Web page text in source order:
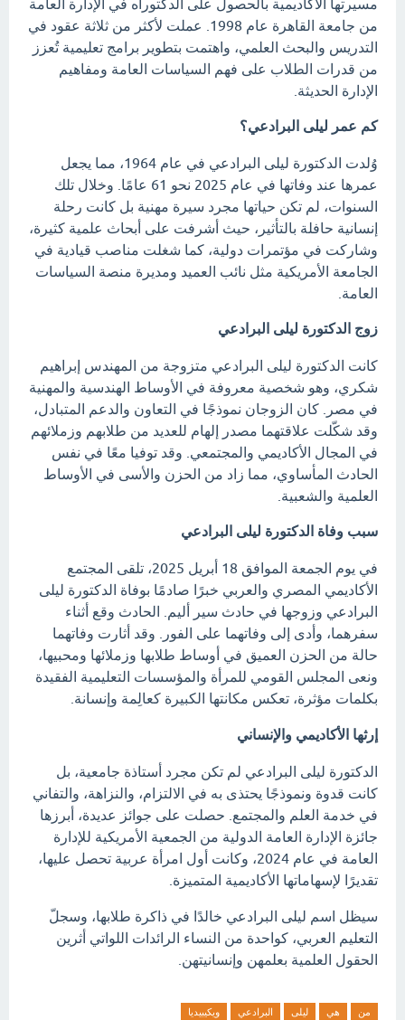
مسيرتها الأكاديمية بالحصول على الدكتوراه في الإدارة العامة
من جامعة القاهرة عام 1998. عملت لأكثر من ثلاثة عقود في
التدريس والبحث العلمي، واهتمت بتطوير برامج تعليمية تُعزز
من قدرات الطلاب على فهم السياسات العامة ومفاهيم
الإدارة الحديثة.
كم عمر ليلى البرادعي؟
وُلدت الدكتورة ليلى البرادعي في عام 1964، مما يجعل
عمرها عند وفاتها في عام 2025 نحو 61 عامًا. وخلال تلك
السنوات، لم تكن حياتها مجرد سيرة مهنية بل كانت رحلة
إنسانية حافلة بالتأثير، حيث أشرفت على أبحاث علمية كثيرة،
وشاركت في مؤتمرات دولية، كما شغلت مناصب قيادية في
الجامعة الأمريكية مثل نائب العميد ومديرة منصة السياسات
العامة.
زوج الدكتورة ليلى البرادعي
كانت الدكتورة ليلى البرادعي متزوجة من المهندس إبراهيم
شكري، وهو شخصية معروفة في الأوساط الهندسية والمهنية
في مصر. كان الزوجان نموذجًا في التعاون والدعم المتبادل،
وقد شكّلت علاقتهما مصدر إلهام للعديد من طلابهم وزملائهم
في المجال الأكاديمي والمجتمعي. وقد توفيا معًا في نفس
الحادث المأساوي، مما زاد من الحزن والأسى في الأوساط
العلمية والشعبية.
سبب وفاة الدكتورة ليلى البرادعي
في يوم الجمعة الموافق 18 أبريل 2025، تلقى المجتمع
الأكاديمي المصري والعربي خبرًا صادمًا بوفاة الدكتورة ليلى
البرادعي وزوجها في حادث سير أليم. الحادث وقع أثناء
سفرهما، وأدى إلى وفاتهما على الفور. وقد أثارت وفاتهما
حالة من الحزن العميق في أوساط طلابها وزملائها ومحبيها،
ونعى المجلس القومي للمرأة والمؤسسات التعليمية الفقيدة
بكلمات مؤثرة، تعكس مكانتها الكبيرة كعالِمة وإنسانة.
إرثها الأكاديمي والإنساني
الدكتورة ليلى البرادعي لم تكن مجرد أستاذة جامعية، بل
كانت قدوة ونموذجًا يحتذى به في الالتزام، والنزاهة، والتفاني
في خدمة العلم والمجتمع. حصلت على جوائز عديدة، أبرزها
جائزة الإدارة العامة الدولية من الجمعية الأمريكية للإدارة
العامة في عام 2024، وكانت أول امرأة عربية تحصل عليها،
تقديرًا لإسهاماتها الأكاديمية المتميزة.
سيظل اسم ليلى البرادعي خالدًا في ذاكرة طلابها، وسجلّ
التعليم العربي، كواحدة من النساء الرائدات اللواتي أثرين
الحقول العلمية بعلمهن وإنسانيتهن.
من هي ليلى البرادعي ويكيبيديا